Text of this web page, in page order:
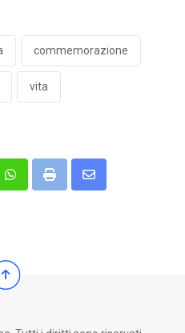
commemorazione
vita
WhatsappPrint
Share